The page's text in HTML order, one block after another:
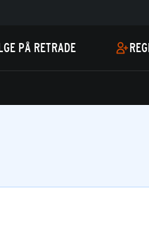
PÅ RETRADE